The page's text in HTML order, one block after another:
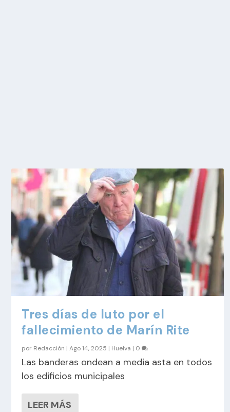
Tres días de luto por el
fallecimiento de Marín Rite
por Redacción |Ago 14, 2025 | Huelva | 0
Las banderas ondean a media asta en todos
los edificios municipales
LEER MÁS